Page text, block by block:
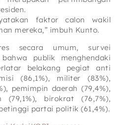
faktor calon wakil
mereka,” imbuh Kunto.
secara umum, survei
publik menghendaki
belakang pegiat anti
(86,1%), militer (83%),
pemimpin daerah (79,4%),
birokrat (76,7%),
partai politik (61,4%).